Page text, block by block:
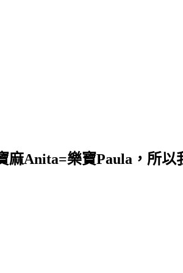
Anita=樂寶Paula，所以